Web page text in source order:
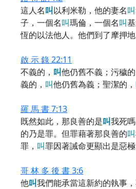
這人名叫以利米勒，他的妻名叫
子，一個名叫瑪倫，一個名叫
恆的以法他人。他們到了摩押地
啟 示 錄 22:11
不義的， 叫他仍舊不義；污穢的
義的， 叫他仍舊為義；聖潔的，
羅 馬 書 7:13
既然如此，那良善的是叫我死
的乃是罪。但罪藉著那良善的叫
罪， 叫罪因著誡命更顯出是惡極
哥 林 多 後 書 3:6
他叫我們能承當這新約的執事